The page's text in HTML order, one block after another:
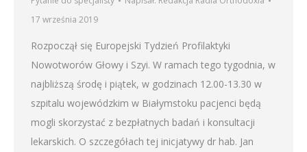
17 września 2019
Rozpoczął się Europejski Tydzień Profilaktyki
Nowotworów Głowy i Szyi. W ramach tego tygodnia, w
najbliższą środę i piątek, w godzinach 12.00-13.30 w
szpitalu wojewódzkim w Białymstoku pacjenci będą
mogli skorzystać z bezpłatnych badań i konsultacji
lekarskich. O szczegółach tej inicjatywy dr hab. Jan